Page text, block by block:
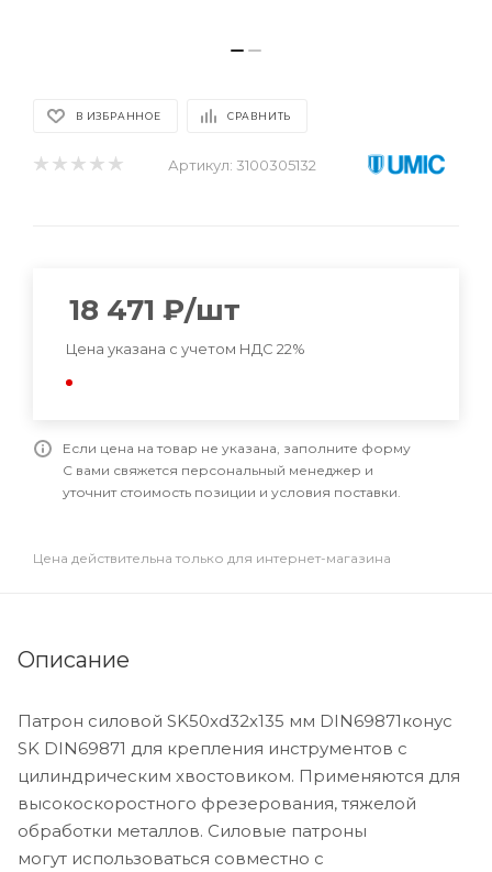
В ИЗБРАННОЕ СРАВНИТЬ
Артикул: 3100305132
18 471 ₽/шт
Цена указана с учетом НДС 22%
Если цена на товар не указана, заполните форму
С вами свяжется персональный менеджер и
уточнит стоимость позиции и условия поставки.
Цена действительна только для интернет-магазина
Описание
Патрон силовой SK50xd32x135 мм DIN69871конус
SK DIN69871 для крепления инструментов с
цилиндрическим хвостовиком. Применяются для
высокоскоростного фрезерования, тяжелой
обработки металлов. Силовые патроны
могут использоваться совместно с